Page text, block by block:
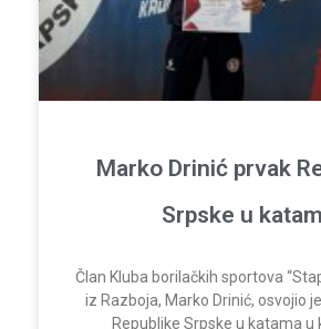
Marko Drinić prvak
Srpske u
Član Kluba borilačkih sportova
iz Razboja, Marko Drinić, osvojio
Republike Srpske u katama u